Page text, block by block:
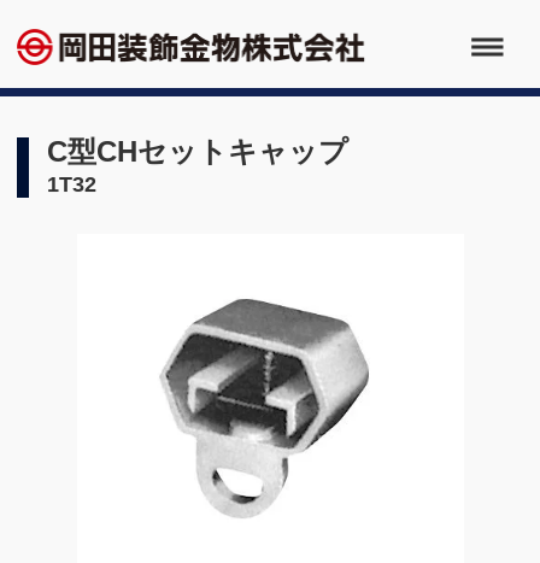
C型CHセットキャップ
1T32